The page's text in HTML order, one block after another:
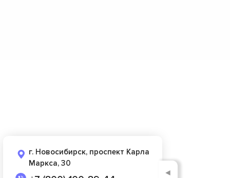
г. Новосибирск, проспект Карла
Маркса, 30
◄